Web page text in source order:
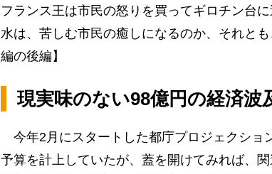
フランス王は市民の怒りを買ってギロチン台
水は、苦しむ市民の癒しになるのか、それと
編の後編】
現実味のない98億円の経済波
今年2月にスタートした都庁プロジェクショ
予算を計上していたが、蓋を開けてみれば、